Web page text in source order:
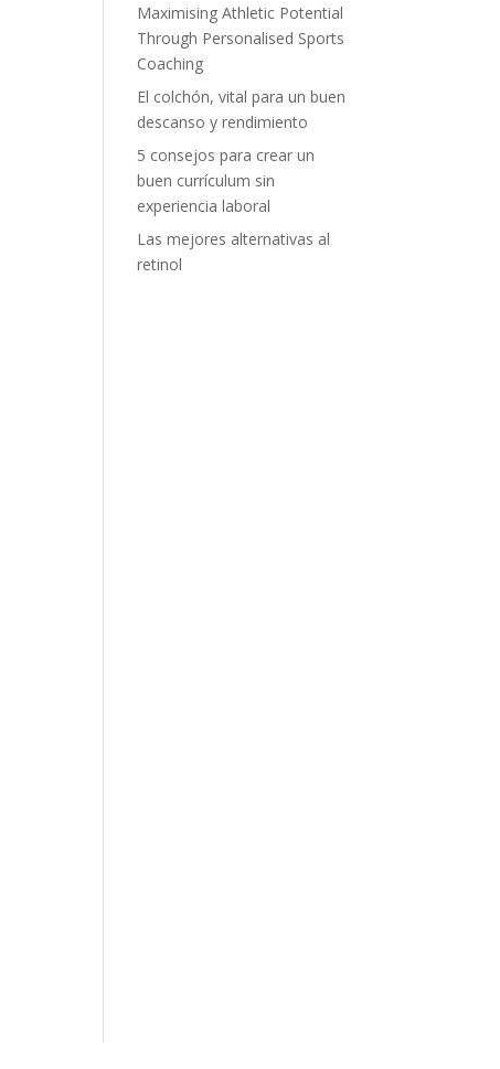
Maximising Athletic Potential
Through Personalised Sports
Coaching
El colchón, vital para un buen
descanso y rendimiento
5 consejos para crear un
buen currículum sin
experiencia laboral
Las mejores alternativas al
retinol